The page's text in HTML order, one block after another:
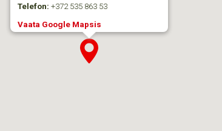
Telefon: +372 535 863 53
Vaata Google Mapsis